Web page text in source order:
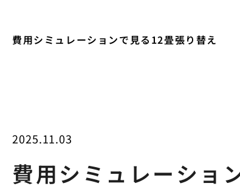
費用シミュレーションで見る12畳張り替え
2025.11.03
費用シミュレーショ